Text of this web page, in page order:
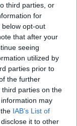
third parties, or
for
opt-out
that after your
seeing
utilized by
parties prior to
the further
parties on the
may
IAB’s List of
it to other